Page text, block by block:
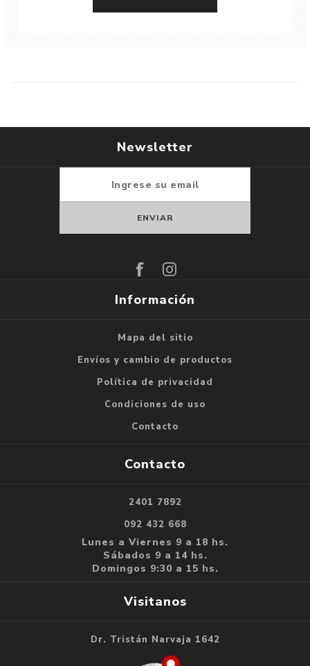
Newsletter
Información
Mapa del sitio
Envíos y cambio de productos
Política de privacidad
Condiciones de uso
Contacto
Contacto
2401 7892
092 432 668
Lunes a Viernes 9 a 18 hs.
Sábados 9 a 14 hs.
Domingos 9:30 a 15 hs.
Visitanos
Dr. Tristán Narvaja 1642